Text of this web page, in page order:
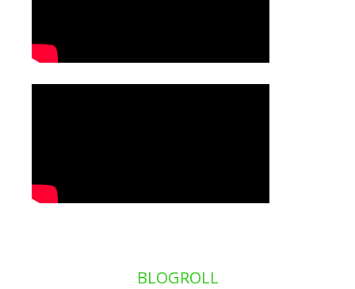
BLOGROLL